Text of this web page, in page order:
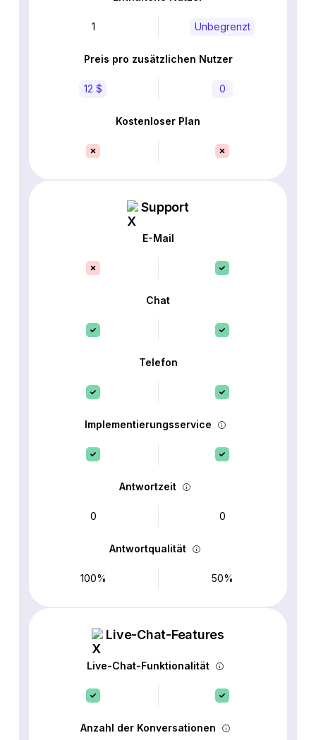
1 Unbegrenzt
Preis pro zusätzlichen Nutzer
12 $ 0
Kostenloser Plan
Support
E-Mail
Chat
Telefon
Implementierungsservice
Antwortzeit
0 0
Antwortqualität
100% 50%
Live-Chat-Features
Live-Chat-Funktionalität
Anzahl der Konversationen